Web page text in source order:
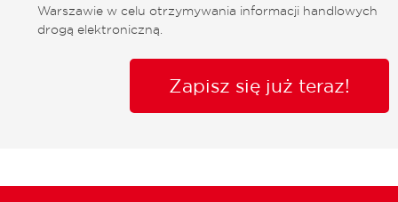
Warszawie w celu otrzymywania informacji handlowych
drogą elektroniczną.
Zapisz się już teraz!